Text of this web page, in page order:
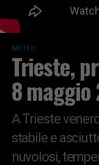
METEO
Trieste,
8 maggio
A Trieste
stabile e
nuvolosi,